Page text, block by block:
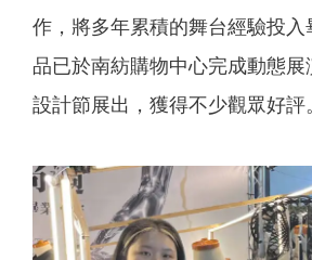
作，將多年累積的舞台經驗投
品已於南紡購物中心完成動態展
設計節展出，獲得不少觀眾好評